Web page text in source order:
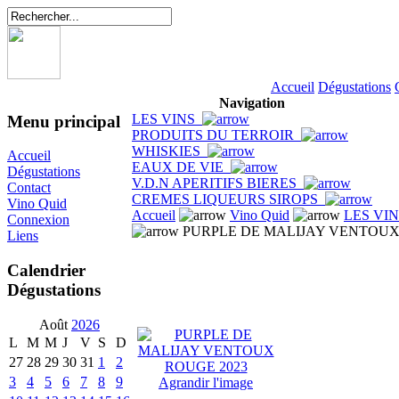
Accueil Dégustations
Menu principal
Accueil
Dégustations
Contact
Vino Quid
Connexion
Liens
Calendrier
Dégustations
Août 2026
L
M M J V S
D
27 28 29 30 31 1
2
3
4 5 6 7 8
9
Navigation
LES VINS
PRODUITS DU TERROIR
WHISKIES
EAUX DE VIE
V.D.N APERITIFS BIERES
CREMES LIQUEURS SIROPS
Accueil
Vino Quid
LES
PURPLE DE MALIJAY
Agrandir l'image